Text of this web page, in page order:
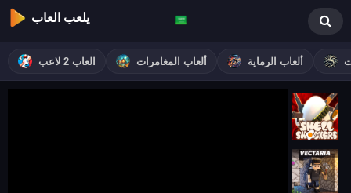
يلعب العاب
العاب 2 لاعب ألعاب المغامرات ألعاب الرماية